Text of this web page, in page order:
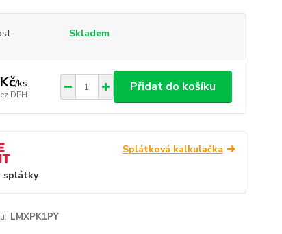
Skladem
/ks
DPH
Přidat do košíku
Splátková kalkulačka
splátky
LMXPK1PY